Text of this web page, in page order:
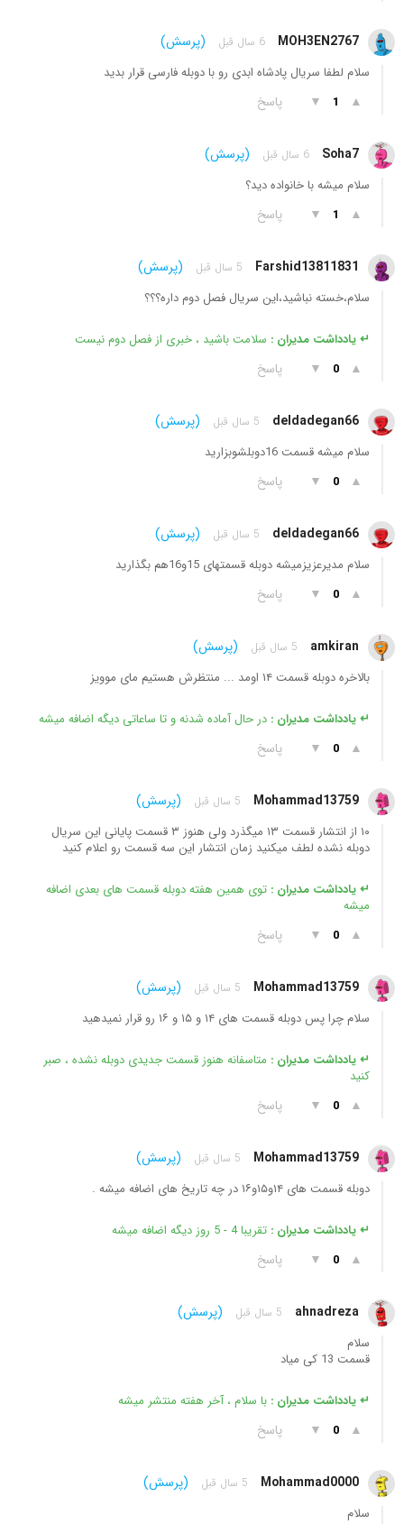
MOH3EN2767 6 سال قبل (پرسش)
سلام لطفا سریال پادشاه ابدی رو با دوبله فارسی قرار بدید
▲
1
▼ پاسخ
Soha7 6 سال قبل (پرسش)
سلام میشه با خانواده دید؟
▲
1
▼ پاسخ
Farshid13811831 5 سال قبل (پرسش)
سلام،خسته نباشید،این سریال فصل دوم داره؟؟؟
↵ یادداشت مدیران : سلامت باشید ، خبری از فصل دوم نیست
▲
0
▼ پاسخ
deldadegan66 5 سال قبل (پرسش)
سلام میشه قسمت 16دوبلشوبزارید
▲
0
▼ پاسخ
deldadegan66 5 سال قبل (پرسش)
سلام مدیرعزیزمیشه دوبله قسمتهای 15و16هم بگذارید
▲
0
▼ پاسخ
amkiran 5 سال قبل (پرسش)
بالاخره دوبله قسمت ۱۴ اومد ... منتظرش هستیم مای موویز
↵ یادداشت مدیران : در حال آماده شدنه و تا ساعاتی دیگه اضافه میشه
▲
0
▼ پاسخ
Mohammad13759 5 سال قبل (پرسش)
۱۰ از انتشار قسمت ۱۳ میگذرد ولی هنوز ۳ قسمت پایانی این سریال
دوبله نشده لطف میکنید زمان انتشار این سه قسمت رو اعلام کنید
↵ یادداشت مدیران : توی همین هفته دوبله قسمت های بعدی اضافه
میشه
▲
0
▼ پاسخ
Mohammad13759 5 سال قبل (پرسش)
سلام چرا پس دوبله قسمت های ۱۴ و ۱۵ و ۱۶ رو قرار نمیدهید
↵ یادداشت مدیران : متاسفانه هنوز قسمت جدیدی دوبله نشده ، صبر
کنید
▲
0
▼ پاسخ
Mohammad13759 5 سال قبل (پرسش)
دوبله قسمت های ۱۴و۱۵و۱۶ در چه تاریخ های اضافه میشه .
↵ یادداشت مدیران : تقریبا 4 - 5 روز دیگه اضافه میشه
▲
0
▼ پاسخ
ahnadreza 5 سال قبل (پرسش)
سلام
قسمت 13 کی میاد
↵ یادداشت مدیران : با سلام ، آخر هفته منتشر میشه
▲
0
▼ پاسخ
Mohammad0000 5 سال قبل (پرسش)
سلام